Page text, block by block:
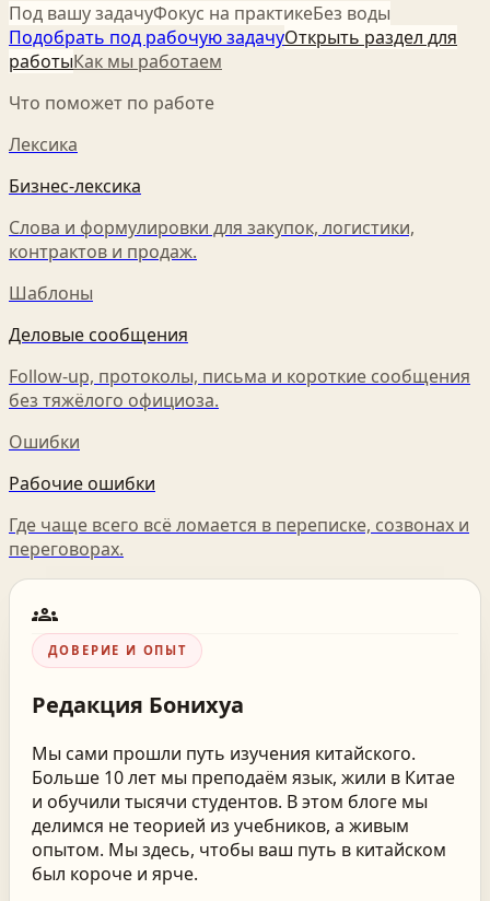
Под вашу задачуФокус на практикеБез воды
Подобрать под рабочую задачуОткрыть раздел для
работыКак мы работаем
Что поможет по работе
Лексика
Бизнес-лексика
Слова и формулировки для закупок, логистики,
контрактов и продаж.
Шаблоны
Деловые сообщения
Follow-up, протоколы, письма и короткие сообщения
без тяжёлого официоза.
Ошибки
Рабочие ошибки
Где чаще всего всё ломается в переписке, созвонах и
переговорах.
groups
ДОВЕРИЕ И ОПЫТ
Редакция Бонихуа
Мы сами прошли путь изучения китайского.
Больше 10 лет мы преподаём язык, жили в Китае
и обучили тысячи студентов. В этом блоге мы
делимся не теорией из учебников, а живым
опытом. Мы здесь, чтобы ваш путь в китайском
был короче и ярче.